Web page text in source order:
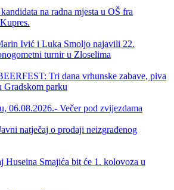
na radna mjesta u OŠ fra
Ivić i Luka Smoljo najavili 22.
turnir u Zloselima
Tri dana vrhunske zabave, piva
Gradskom parku
06.08.2026.- Večer pod zvijezdama
natječaj o prodaji neizgrađenog
Huseina Smajića bit će 1. kolovoza u